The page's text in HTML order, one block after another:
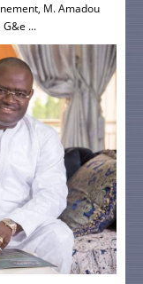
M. Amadou
...